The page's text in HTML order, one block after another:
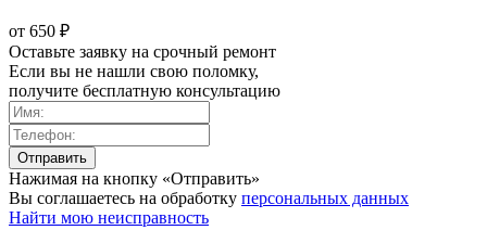
от 650 ₽
Оставьте заявку на срочный ремонт
Если вы не нашли свою поломку,
получите бесплатную консультацию
Нажимая на кнопку «Отправить»
Вы соглашаетесь на обработку персональных данных
Найти мою неисправность